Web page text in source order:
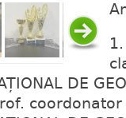
DE